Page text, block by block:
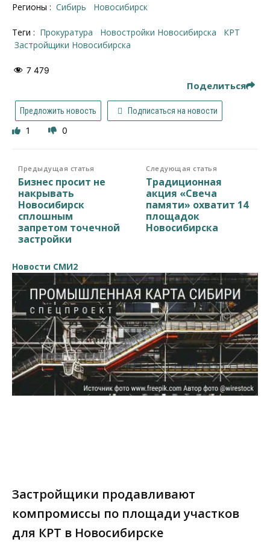
Регионы : Сибирь Новосибирск
Теги : прокуратура новостройки Новосибирска
КРТ
застройщики Новосибирска
7 479
Поделиться
Предложить новость Подписаться на новости
1 0
Предыдущая статья
Бизнес просит не
накрывать
Новосибирск
сплошным
запретом точечной
застройки
Следующая статья
Традиционная
акция «Свеча
памяти» охватит 14
площадок
Новосибирска
Новости СМИ2
Застройщики продавливают
компромиссы по площади участков
для КРТ в Новосибирске